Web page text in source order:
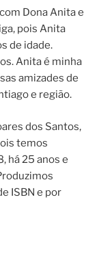
Dona Anita e
pois Anita
de idade.
Anita é minha
amizades de
e região.
dos Santos,
temos
há 25 anos e
ISBN e por